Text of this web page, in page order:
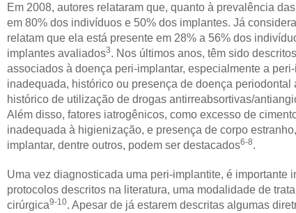
Em 2008, autores relataram que, quanto à prevalência
em 80% dos indivíduos e 50% dos implantes. Já
relatam que ela está presente em 28% a 56% dos
implantes avaliados3. Nos últimos anos, têm sido
associados à doença peri-implantar, especialmente a
inadequada, histórico ou presença de doença
histórico de utilização de drogas antirreabsortivas/
Além disso, fatores iatrogênicos, como excesso de
inadequada à higienização, e presença de corpo
implantar, dentre outros, podem ser destacados6-8.
Uma vez diagnosticada uma peri-implantite, é importante
protocolos descritos na literatura, uma modalidade de
cirúrgica9-10. Apesar de já estarem descritas algumas